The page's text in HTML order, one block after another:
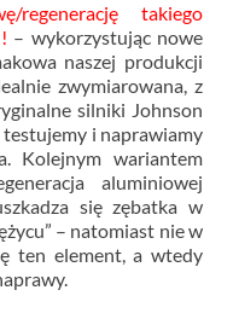
regenerację takiego
– wykorzystując nowe
naszej produkcji
zwymiarowana, z
silniki Johnson
i naprawiamy
Kolejnym wariantem
aluminiowej
się zębatka w
– natomiast nie w
ten element, a wtedy